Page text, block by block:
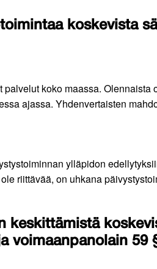
koskevista
koko maassa. Olennaista
ajassa. Yhdenvertaisten
ylläpidon
riittävää, on uhkana
keskittämistä
voimaanpanolain 59